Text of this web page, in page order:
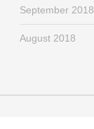
September 2018
August 2018